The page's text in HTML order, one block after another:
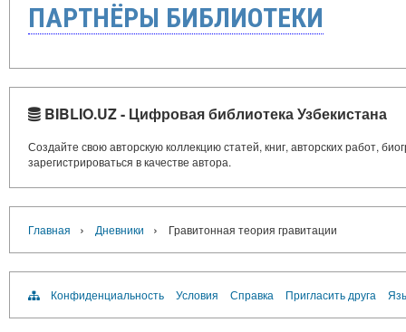
ПАРТНЁРЫ БИБЛИОТЕКИ
BIBLIO.UZ - Цифровая библиотека Узбекистана
Создайте свою авторскую коллекцию статей, книг, авторских работ,
зарегистрироваться в качестве автора.
Главная › Дневники › Гравитонная теория гравитации
Конфиденциальность Условия Справка Пригласить друга